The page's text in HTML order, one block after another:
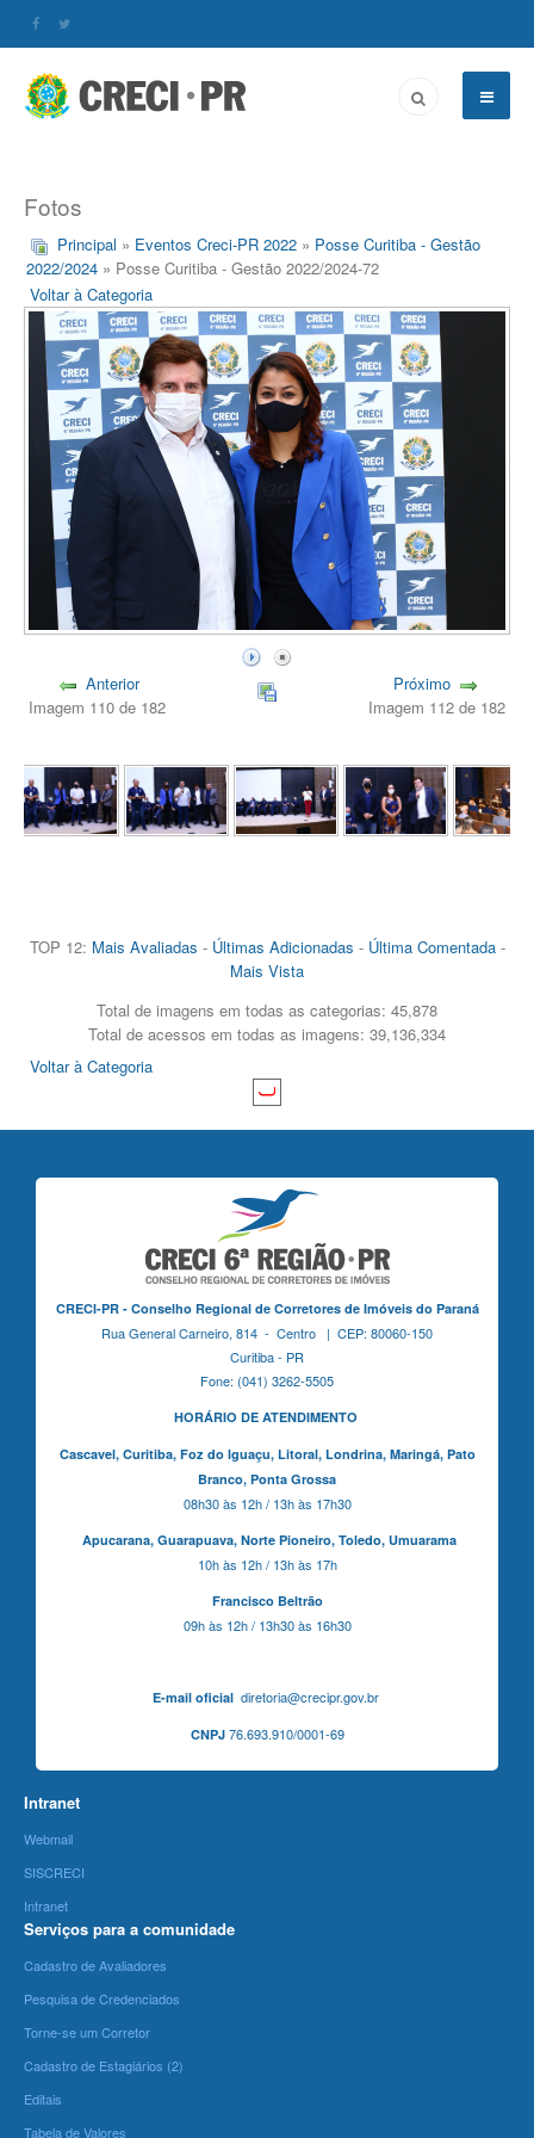
Fotos
Principal » Eventos Creci-PR 2022 » Posse Curitiba - Gestão
2022/2024 » Posse Curitiba - Gestão 2022/2024-72
Voltar à Categoria
Anterior
Imagem 110 de 182
Próximo
Imagem 112 de 182
TOP 12: Mais Avaliadas - Últimas Adicionadas - Última Comentada-
Mais Vista
Total de imagens em todas as categorias: 45,878
Total de acessos em todas as imagens: 39,136,334
Voltar à Categoria
CRECI-PR - Conselho Regional de Corretores de Imóveis do Paraná
Rua General Carneiro, 814 - Centro | CEP: 80060-150
Curitiba - PR
Fone: (041) 3262-5505
HORÁRIO DE ATENDIMENTO
Cascavel, Curitiba,Foz do Iguaçu, Litoral, Londrina, Maringá, Pato
Branco, Ponta Grossa
08h30 às 12h / 13h às 17h30
Apucarana, Guarapuava, Norte Pioneiro, Toledo, Umuarama
10h às 12h / 13h às 17h
Francisco Beltrão
09h às 12h / 13h30 às 16h30
E-mail oficialdiretoria@crecipr.gov.br
CNPJ76.693.910/0001-69
Intranet
Webmail
SISCRECI
Intranet
Serviços para a comunidade
Cadastro de Avaliadores
Pesquisa de Credenciados
Torne-se um Corretor
Cadastro de Estagiários (2)
Editais
Tabela de Valores